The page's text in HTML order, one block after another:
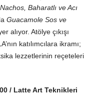
Baharatlı ve Acı
Guacamole Sos ve
alıyor. Atölye çıkışı
katılımcılara ikramı;
lezzetlerinin reçeteleri
/ Latte Art Teknikleri